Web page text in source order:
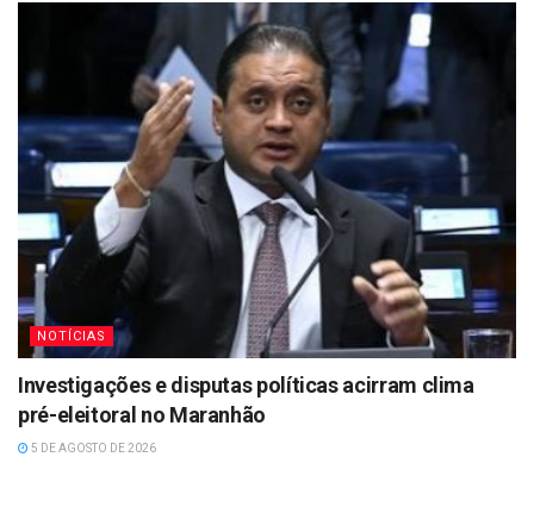
NOTÍCIAS
Investigações e disputas políticas acirram clima
pré-eleitoral no Maranhão
5 DE AGOSTO DE 2026